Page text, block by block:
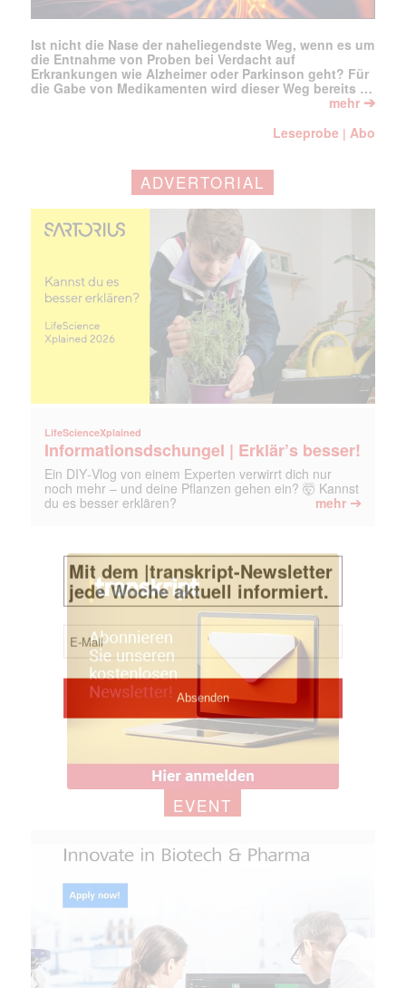
Ist nicht die Nase der naheliegendste Weg, wenn es um
die Entnahme von Proben bei Verdacht auf
Erkrankungen wie Alzheimer oder Parkinson geht? Für
die Gabe von Medikamenten wird dieser Weg bereits …
mehr ➔
Leseprobe |Abo
ADVERTORIAL
LifeScienceXplained
Informationsdschungel | Erklär’s besser!
Ein DIY‑Vlog von einem Experten verwirrt dich nur
noch mehr – und deine Pflanzen gehen ein? 🤯 Kannst
du es besser erklären?
mehr ➔
EVENT